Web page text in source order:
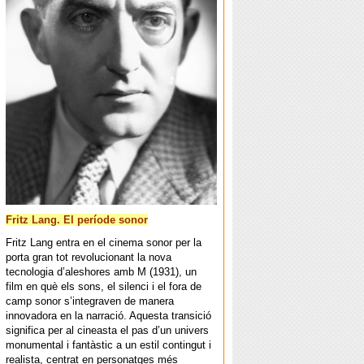
Fritz Lang. El període sonor
Fritz Lang entra en el cinema sonor per la
porta gran tot revolucionant la nova
tecnologia d’aleshores amb M (1931), un
film en què els sons, el silenci i el fora de
camp sonor s’integraven de manera
innovadora en la narració. Aquesta transició
significa per al cineasta el pas d’un univers
monumental i fantàstic a un estil contingut i
realista, centrat en personatges més